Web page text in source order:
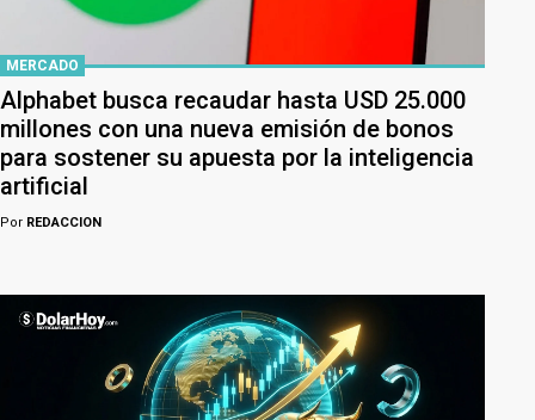
MERCADO
Alphabet busca recaudar hasta USD 25.000
millones con una nueva emisión de bonos
para sostener su apuesta por la inteligencia
artificial
Por REDACCION